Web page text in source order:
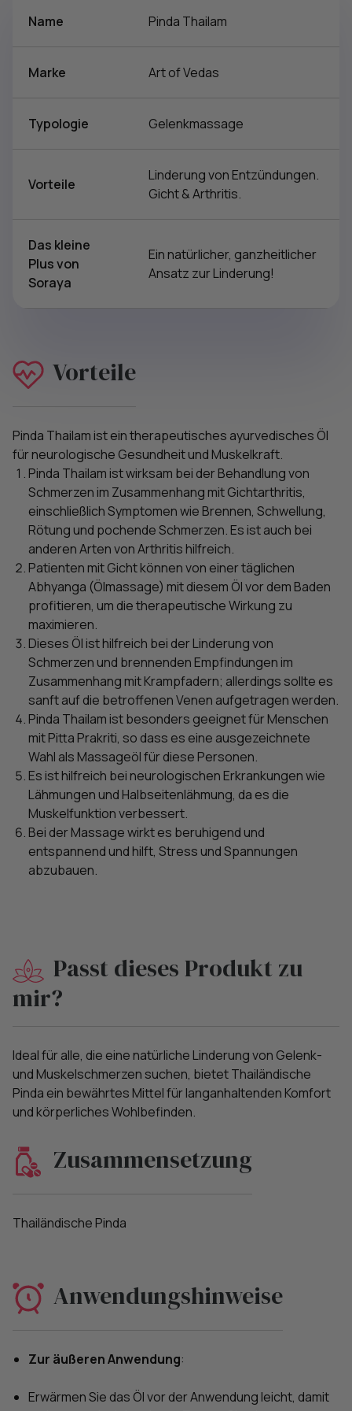
Name Pinda Thailam
Marke Art of Vedas
Typologie Gelenkmassage
Vorteile
Linderung von Entzündungen.
Gicht & Arthritis.
Das kleine
Plus von
Soraya
Ein natürlicher, ganzheitlicher
Ansatz zur Linderung!
Vorteile
Pinda Thailam ist ein therapeutisches ayurvedisches Öl
für neurologische Gesundheit und Muskelkraft.
Pinda Thailam ist wirksam bei der Behandlung von
Schmerzen im Zusammenhang mit Gichtarthritis,
einschließlich Symptomen wie Brennen, Schwellung,
Rötung und pochende Schmerzen. Es ist auch bei
anderen Arten von Arthritis hilfreich.
Patienten mit Gicht können von einer täglichen
Abhyanga (Ölmassage) mit diesem Öl vor dem Baden
profitieren, um die therapeutische Wirkung zu
maximieren.
Dieses Öl ist hilfreich bei der Linderung von
Schmerzen und brennenden Empfindungen im
Zusammenhang mit Krampfadern; allerdings sollte es
sanft auf die betroffenen Venen aufgetragen werden.
Pinda Thailam ist besonders geeignet für Menschen
mit Pitta Prakriti, so dass es eine ausgezeichnete
Wahl als Massageöl für diese Personen.
Es ist hilfreich bei neurologischen Erkrankungen wie
Lähmungen und Halbseitenlähmung, da es die
Muskelfunktion verbessert.
Bei der Massage wirkt es beruhigend und
entspannend und hilft, Stress und Spannungen
abzubauen.
Passt dieses Produkt zu
mir?
Ideal für alle, die eine natürliche Linderung von Gelenk-
und Muskelschmerzen suchen, bietet Thailändische
Pinda ein bewährtes Mittel für langanhaltenden Komfort
und körperliches Wohlbefinden.
Zusammensetzung
Thailändische Pinda
Anwendungshinweise
Zur äußeren Anwendung:
Erwärmen Sie das Öl vor der Anwendung leicht, damit